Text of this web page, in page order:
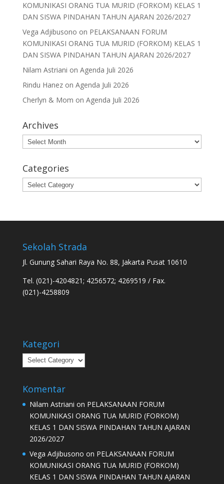
KOMUNIKASI ORANG TUA MURID (FORKOM) KELAS 1
DAN SISWA PINDAHAN TAHUN AJARAN 2026/2027
Vega Adjibusono on PELAKSANAAN FORUM
KOMUNIKASI ORANG TUA MURID (FORKOM) KELAS 1
DAN SISWA PINDAHAN TAHUN AJARAN 2026/2027
Nilam Astriani on Agenda Juli 2026
Rindu Hanezon Agenda Juli 2026
Cherlyn & Mom on Agenda Juli 2026
Archives
Archives
Categories
Categories
Sekolah Strada
Jl. Gunung Sahari Raya No. 88, Jakarta Pusat 10610
Tel. (021)-4204821; 4256572; 4269519 / Fax.
(021)-4258809
Kategori
Kategori
Komentar
Nilam Astriani on PELAKSANAAN FORUM
KOMUNIKASI ORANG TUA MURID (FORKOM)
KELAS 1 DAN SISWA PINDAHAN TAHUN AJARAN
2026/2027
Vega Adjibusono on PELAKSANAAN FORUM
KOMUNIKASI ORANG TUA MURID (FORKOM)
KELAS 1 DAN SISWA PINDAHAN TAHUN AJARAN